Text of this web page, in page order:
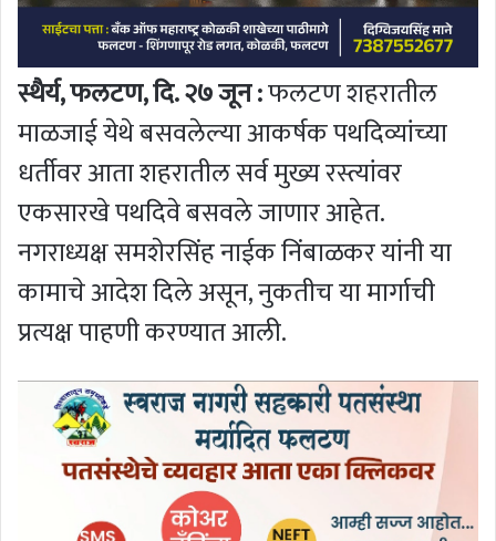
स्थैर्य, फलटण, दि. २७ जून :फलटण शहरातील
माळजाई येथे बसवलेल्या आकर्षक पथदिव्यांच्या
धर्तीवर आता शहरातील सर्व मुख्य रस्त्यांवर
एकसारखे पथदिवे बसवले जाणार आहेत.
नगराध्यक्ष समशेरसिंह नाईक निंबाळकर यांनी या
कामाचे आदेश दिले असून, नुकतीच या मार्गाची
प्रत्यक्ष पाहणी करण्यात आली.